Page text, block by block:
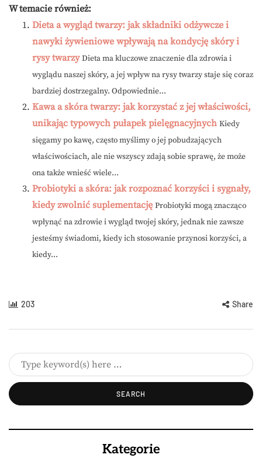
W temacie również:
Dieta a wygląd twarzy: jak składniki odżywcze i
nawyki żywieniowe wpływają na kondycję skóry i
rysy twarzy Dieta ma kluczowe znaczenie dla zdrowia i
wyglądu naszej skóry, a jej wpływ na rysy twarzy staje się coraz
bardziej dostrzegalny. Odpowiednie...
Kawa a skóra twarzy: jak korzystać z jej właściwości,
unikając typowych pułapek pielęgnacyjnych Kiedy
sięgamy po kawę, często myślimy o jej pobudzających
właściwościach, ale nie wszyscy zdają sobie sprawę, że może
ona także wnieść wiele...
Probiotyki a skóra: jak rozpoznać korzyści i sygnały,
kiedy zwolnić suplementację Probiotyki mogą znacząco
wpłynąć na zdrowie i wygląd twojej skóry, jednak nie zawsze
jesteśmy świadomi, kiedy ich stosowanie przynosi korzyści, a
kiedy...
203 Share
Kategorie